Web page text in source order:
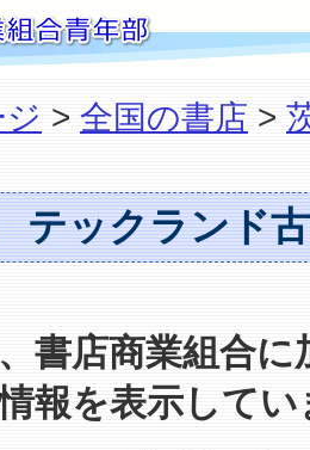
> 全国の書店 >
ックランド
書店商業組合
報を表示して